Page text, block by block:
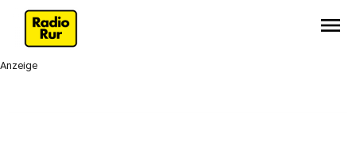
menu
Anzeige